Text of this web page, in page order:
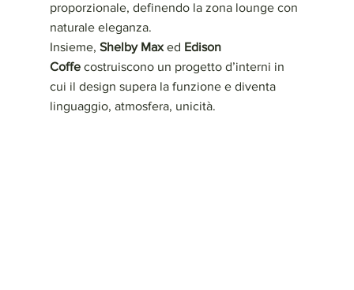
proporzionale, definendo la zona lounge con
naturale eleganza.
Insieme, Shelby Max ed Edison
Coffe costruiscono un progetto d’interni in
cui il design supera la funzione e diventa
linguaggio, atmosfera, unicità.